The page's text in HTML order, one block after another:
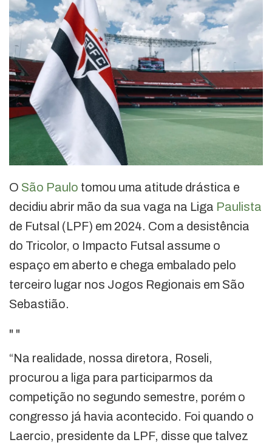
O São Paulo tomou uma atitude drástica e
decidiu abrir mão da sua vaga na Liga Paulista
de Futsal (LPF) em 2024. Com a desistência
do Tricolor, o Impacto Futsal assume o
espaço em aberto e chega embalado pelo
terceiro lugar nos Jogos Regionais em São
Sebastião.
" "
“Na realidade, nossa diretora, Roseli,
procurou a liga para participarmos da
competição no segundo semestre, porém o
congresso já havia acontecido. Foi quando o
Laercio, presidente da LPF, disse que talvez